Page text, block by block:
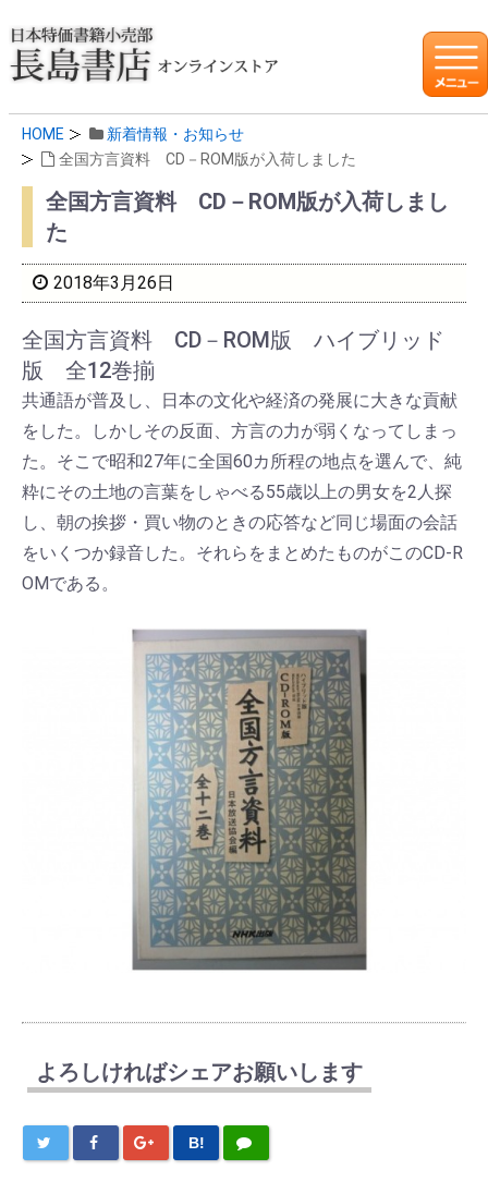
HOME
新着情報・お知らせ
全国方言資料 CD－ROM版が入荷しました
全国方言資料 CD－ROM版が入荷しまし
た
2018年3月26日
全国方言資料 CD－ROM版 ハイブリッド
版 全12巻揃
共通語が普及し、日本の文化や経済の発展に大きな貢献
をした。しかしその反面、方言の力が弱くなってしまっ
た。そこで昭和27年に全国60カ所程の地点を選んで、純
粋にその土地の言葉をしゃべる55歳以上の男女を2人探
し、朝の挨拶・買い物のときの応答など同じ場面の会話
をいくつか録音した。それらをまとめたものがこのCD-R
OMである。
よろしければシェアお願いします
B!